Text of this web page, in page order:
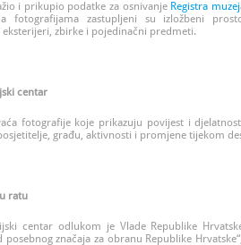
i prikupio podatke za osnivanje Registra
fotografijama zastupljeni su izložbeni
zbirke i pojedinačni predmeti.
centar
fotografije koje prikazuju povijest i
građu, aktivnosti i promjene tijekom
ratu
centar odlukom je Vlade Republike
posebnog značaja za obranu Republike